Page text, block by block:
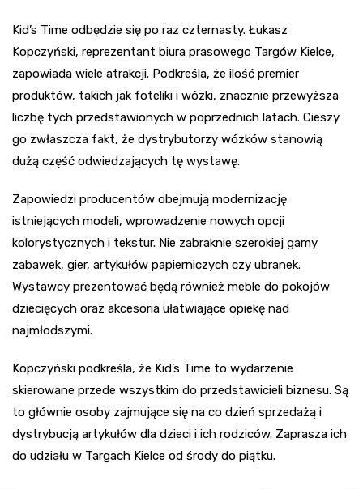
Kid’s Time odbędzie się po raz czternasty. Łukasz
Kopczyński, reprezentant biura prasowego Targów Kielce,
zapowiada wiele atrakcji. Podkreśla, że ilość premier
produktów, takich jak foteliki i wózki, znacznie przewyższa
liczbę tych przedstawionych w poprzednich latach. Cieszy
go zwłaszcza fakt, że dystrybutorzy wózków stanowią
dużą część odwiedzających tę wystawę.
Zapowiedzi producentów obejmują modernizację
istniejących modeli, wprowadzenie nowych opcji
kolorystycznych i tekstur. Nie zabraknie szerokiej gamy
zabawek, gier, artykułów papierniczych czy ubranek.
Wystawcy prezentować będą również meble do pokojów
dziecięcych oraz akcesoria ułatwiające opiekę nad
najmłodszymi.
Kopczyński podkreśla, że Kid’s Time to wydarzenie
skierowane przede wszystkim do przedstawicieli biznesu. Są
to głównie osoby zajmujące się na co dzień sprzedażą i
dystrybucją artykułów dla dzieci i ich rodziców. Zaprasza ich
do udziału w Targach Kielce od środy do piątku.